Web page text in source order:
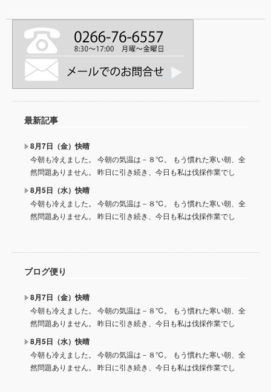
最新記事
8月7日（金）快晴
今朝も冷えました。 今朝の気温は－８℃。 もう慣れた寒い朝、全
然問題ありません。 昨日に引き続き、今日も私は伐採作業でし
8月5日（水）快晴
今朝も冷えました。 今朝の気温は－８℃。 もう慣れた寒い朝、全
然問題ありません。 昨日に引き続き、今日も私は伐採作業でし
ブログ便り
8月7日（金）快晴
今朝も冷えました。 今朝の気温は－８℃。 もう慣れた寒い朝、全
然問題ありません。 昨日に引き続き、今日も私は伐採作業でし
8月5日（水）快晴
今朝も冷えました。 今朝の気温は－８℃。 もう慣れた寒い朝、全
然問題ありません。 昨日に引き続き、今日も私は伐採作業でし